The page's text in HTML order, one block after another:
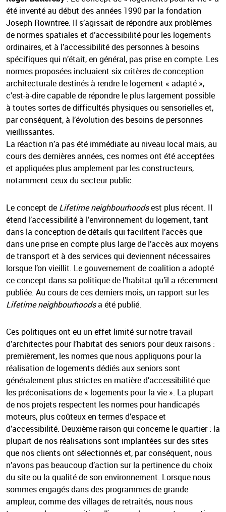
été inventé au début des années 1990 par la fondation
Joseph Rowntree. Il s’agissait de répondre aux problèmes
de normes spatiales et d’accessibilité pour les logements
ordinaires, et à l’accessibilité des personnes à besoins
spécifiques qui n’était, en général, pas prise en compte. Les
normes proposées incluaient six critères de conception
architecturale destinés à rendre le logement « adapté »,
c’est-à-dire capable de répondre le plus largement possible
à toutes sortes de difficultés physiques ou sensorielles et,
par conséquent, à l’évolution des besoins de personnes
vieillissantes.
La réaction n’a pas été immédiate au niveau local mais, au
cours des dernières années, ces normes ont été acceptées
et appliquées plus amplement par les constructeurs,
notamment ceux du secteur public.
Le concept de Lifetime neighbourhoodsest plus récent. Il
étend l’accessibilité à l’environnement du logement, tant
dans la conception de détails qui facilitent l’accès que
dans une prise en compte plus large de l’accès aux moyens
de transport et à des services qui deviennent nécessaires
lorsque l’on vieillit. Le gouvernement de coalition a adopté
ce concept dans sa politique de l’habitat qu’il a récemment
publiée. Au cours de ces derniers mois, un rapport sur les
Lifetime neighbourhoodsa été publié.
Ces politiques ont eu un effet limité sur notre travail
d’architectes pour l’habitat des seniors pour deux raisons :
premièrement, les normes que nous appliquons pour la
réalisation de logements dédiés aux seniors sont
généralement plus strictes en matière d’accessibilité que
les préconisations de « logements pour la vie ». La plupart
de nos projets respectent les normes pour handicapés
moteurs, plus coûteux en termes d’espace et
d’accessibilité. Deuxième raison qui concerne le quartier : la
plupart de nos réalisations sont implantées sur des sites
que nos clients ont sélectionnés et, par conséquent, nous
n’avons pas beaucoup d’action sur la pertinence du choix
du site ou la qualité de son environnement. Lorsque nous
sommes engagés dans des programmes de grande
ampleur, comme des villages de retraités, nous nous